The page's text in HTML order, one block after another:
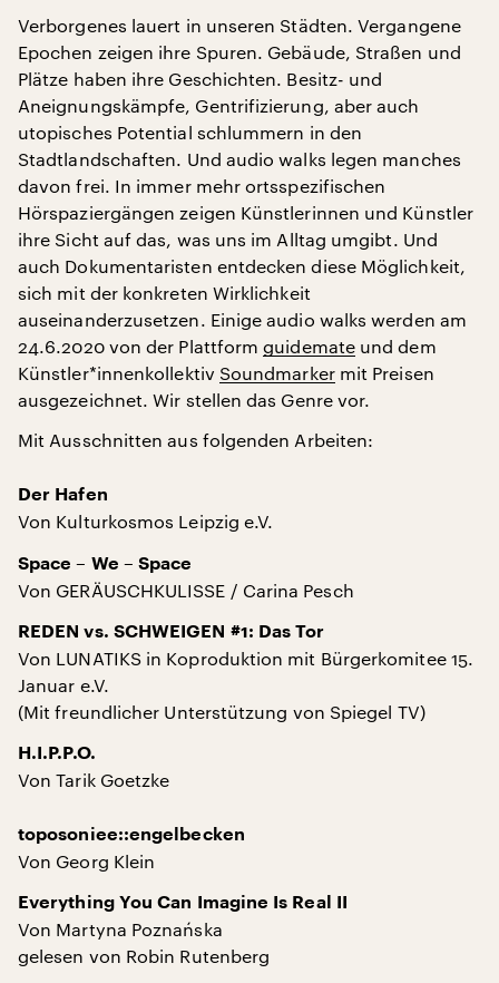
Verborgenes lauert in unseren Städten. Vergangene
Epochen zeigen ihre Spuren. Gebäude, Straßen und
Plätze haben ihre Geschichten. Besitz- und
Aneignungskämpfe, Gentrifizierung, aber auch
utopisches Potential schlummern in den
Stadtlandschaften. Und audio walks legen manches
davon frei. In immer mehr ortsspezifischen
Hörspaziergängen zeigen Künstlerinnen und Künstler
ihre Sicht auf das, was uns im Alltag umgibt. Und
auch Dokumentaristen entdecken diese Möglichkeit,
sich mit der konkreten Wirklichkeit
auseinanderzusetzen. Einige audio walks werden am
24.6.2020 von der Plattformguidemateund dem
Künstler*innenkollektiv Soundmarkermit Preisen
ausgezeichnet. Wir stellen das Genre vor.
Mit Ausschnitten aus folgenden Arbeiten:
Der Hafen
Von Kulturkosmos Leipzig e.V.
Space – We – Space
Von GERÄUSCHKULISSE / Carina Pesch
REDEN vs. SCHWEIGEN #1: Das Tor
Von LUNATIKS in Koproduktion mit Bürgerkomitee 15.
Januar e.V.
(Mit freundlicher Unterstützung von Spiegel TV)
H.I.P.P.O.
Von Tarik Goetzke
toposoniee::engelbecken
Von Georg Klein
Everything You Can Imagine Is Real II
Von Martyna Poznańska
gelesen von Robin Rutenberg